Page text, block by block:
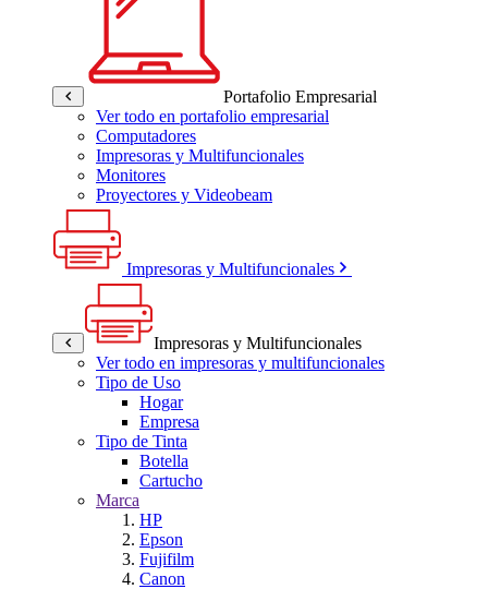
Portafolio Empresarial
Ver todo en portafolio empresarial
Computadores
Impresoras y Multifuncionales
Monitores
Proyectores y Videobeam
Impresoras y Multifuncionales
Impresoras y Multifuncionales
Ver todo en impresoras y multifuncionales
Tipo de Uso
Hogar
Empresa
Tipo de Tinta
Botella
Cartucho
Marca
HP
Epson
Fujifilm
Canon